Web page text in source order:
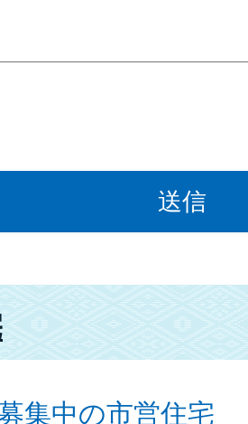
集中の市営住宅